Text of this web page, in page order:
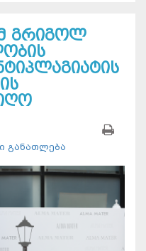
გრიგოლ
განათლება